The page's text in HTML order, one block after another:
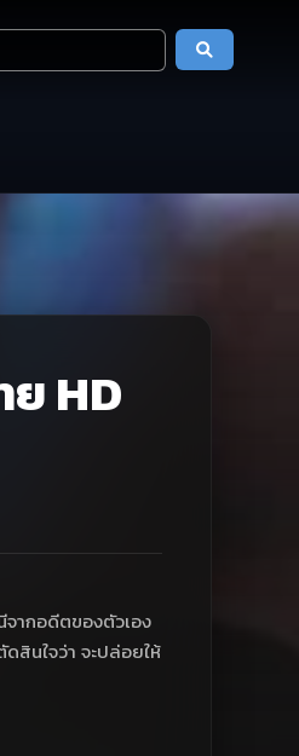
HD
ากอดีตของตัวเอง
สินใจว่า จะปล่อยให้